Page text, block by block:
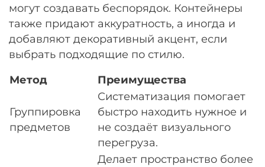
могут создавать беспорядок. Контейнеры
также придают аккуратность, а иногда и
добавляют декоративный акцент, если
выбрать подходящие по стилю.
Метод Преимущества
Группировка
предметов
Систематизация помогает
быстро находить нужное и
не создаёт визуального
перегруза.
Делает пространство более